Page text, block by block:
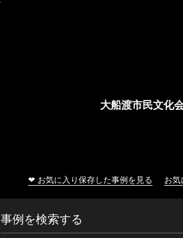
❤ お気に入り保存した事例を見る お
事例を検索する